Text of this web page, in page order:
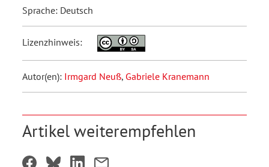
Sprache: Deutsch
Lizenzhinweis:
Autor(en): Irmgard Neuß, Gabriele Kranemann
Artikel weiterempfehlen